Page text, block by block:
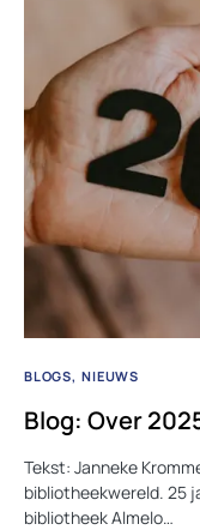
BLOGS NIEUWS
Blog: Over
Tekst: Janneke
bibliotheekwereld. 25
bibliotheek Almelo…